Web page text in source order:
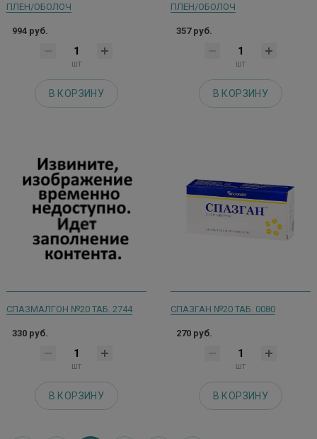
ПЛЕН/ОБОЛОЧ
994 руб.
шт
В КОРЗИНУ
ПЛЕН/ОБОЛОЧ
357 руб.
шт
В КОРЗИНУ
СПАЗМАЛГОН №20 ТАБ. 2744
330 руб.
шт
В КОРЗИНУ
СПАЗГАН №20 ТАБ. 0080
270 руб.
шт
В КОРЗИНУ